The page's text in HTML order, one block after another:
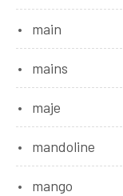
main
mains
maje
mandoline
mango